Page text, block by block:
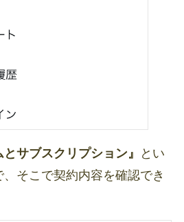
とサブスクリプション』
とい
そこで契約内容を確認でき